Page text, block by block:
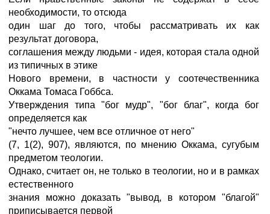
необходимости, то отсюда
один шаг до того, чтобы рассматривать их как
результат договора,
соглашения между людьми - идея, которая стала одной
из типичных в этике
Нового времени, в частности у соотечественника
Оккама Томаса Гоббса.
Утверждения типа "бог мудр", "бог благ", когда бог
определяется как
"нечто лучшее, чем все отличное от него"
(7, 1(2), 907), являются, по мнению Оккама, сугубым
предметом теологии.
Однако, считает он, не только в теологии, но и в рамках
естественного
знания можно доказать "вывод, в котором "благой"
приписывается первой